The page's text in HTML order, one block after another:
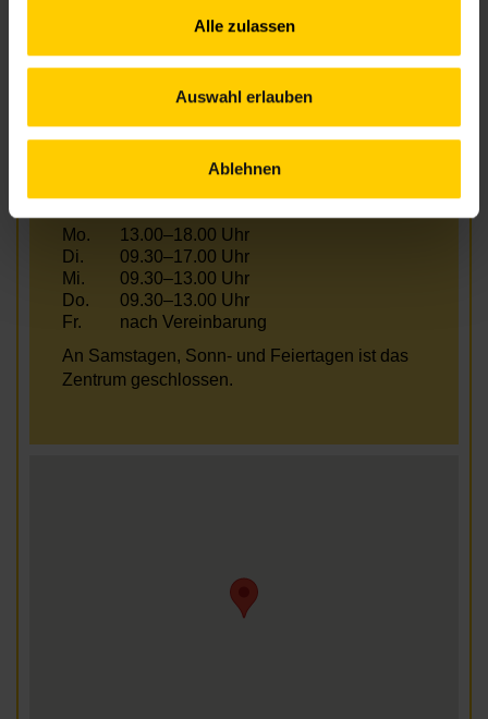
Alle zulassen
Auswahl erlauben
Ablehnen
Di.
09.30–17.00 Uhr
13.00–18.00 Uhr
Fr.
nach Vereinbarung
Mo.
13.00–18.00 Uhr
Di.
09.30–17.00 Uhr
Mi.
09.30–13.00 Uhr
Do.
09.30–13.00 Uhr
Fr.
nach Vereinbarung
An Samstagen, Sonn- und Feiertagen ist das
Zentrum geschlossen.